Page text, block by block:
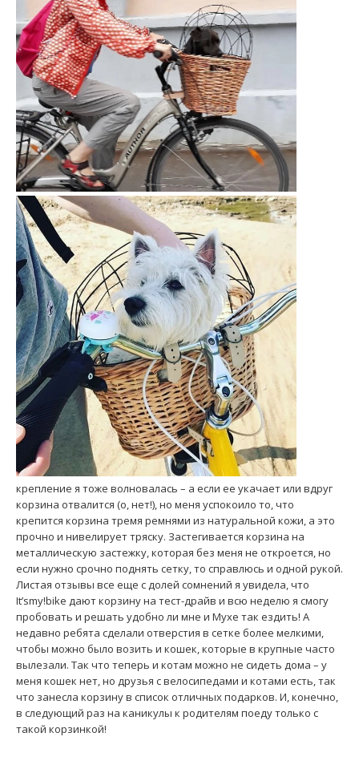
крепление я тоже волновалась – а если ее укачает или вдруг
корзина отвалится (о, нет!), но меня успокоило то, что
крепится корзина тремя ремнями из натуральной кожи, а это
прочно и нивелирует тряску. Застегивается корзина на
металлическую застежку, которая без меня не откроется, но
если нужно срочно поднять сетку, то справлюсь и одной рукой.
Листая отзывы все еще с долей сомнений я увидела, что
It’smy!bike дают корзину на тест-драйв и всю неделю я смогу
пробовать и решать удобно ли мне и Мухе так ездить! А
недавно ребята сделали отверстия в сетке более мелкими,
чтобы можно было возить и кошек, которые в крупные часто
вылезали. Так что теперь и котам можно не сидеть дома – у
меня кошек нет, но друзья с велосипедами и котами есть, так
что занесла корзину в список отличных подарков. И, конечно,
в следующий раз на каникулы к родителям поеду только с
такой корзинкой!